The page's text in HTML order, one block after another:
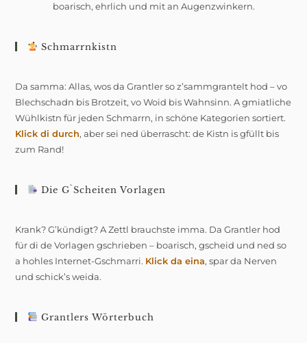
boarisch, ehrlich und mit an Augenzwinkern.
Schmarrnkistn
Da samma: Allas, wos da Grantler so z’sammgrantelt hod – vo
Blechschadn bis Brotzeit, vo Woid bis Wahnsinn. A gmiatliche
Wühlkistn für jeden Schmarrn, in schöne Kategorien sortiert.
Klick di durch, aber sei ned überrascht: de Kistn is gfüllt bis
zum Rand!
Die G`scheiten Vorlagen
Krank? G’kündigt? A Zettl brauchste imma. Da Grantler hod
für di de Vorlagen gschrieben – boarisch, gscheid und ned so
a hohles Internet-Gschmarri. Klick da eina, spar da Nerven
und schick’s weida.
Grantlers Wörterbuch